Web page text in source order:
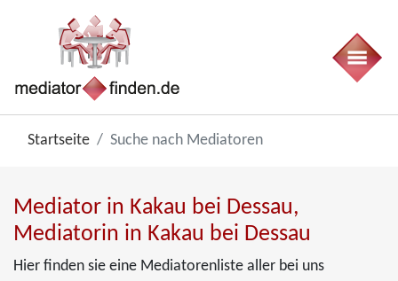
Startseite Suche nach Mediatoren
Mediator in Kakau bei Dessau,
Mediatorin in Kakau bei Dessau
Hier finden sie eine Mediatorenliste aller bei uns